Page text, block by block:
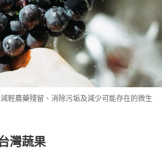
輕農藥殘留、消除污垢及減少可能存在的微生
灣蔬果